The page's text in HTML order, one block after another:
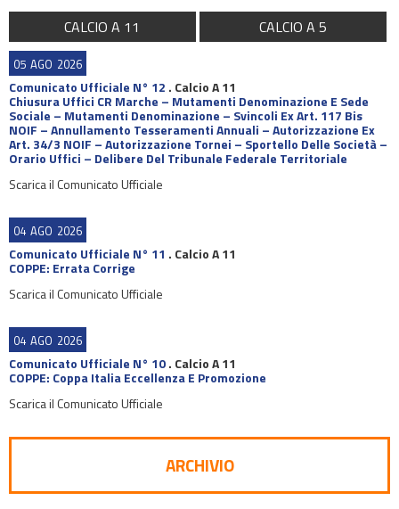
CALCIO A 11 CALCIO A 5
05 AGO 2026
Comunicato Ufficiale N° 12 . Calcio A 11
Chiusura Uffici CR Marche – Mutamenti Denominazione E Sede
Sociale – Mutamenti Denominazione – Svincoli Ex Art. 117 Bis
NOIF – Annullamento Tesseramenti Annuali – Autorizzazione Ex
Art. 34/3 NOIF – Autorizzazione Tornei – Sportello Delle Società –
Orario Uffici – Delibere Del Tribunale Federale Territoriale
Scarica il Comunicato Ufficiale
04 AGO 2026
Comunicato Ufficiale N° 11 . Calcio A 11
COPPE: Errata Corrige
Scarica il Comunicato Ufficiale
04 AGO 2026
Comunicato Ufficiale N° 10. Calcio A 11
COPPE: Coppa Italia Eccellenza E Promozione
Scarica il Comunicato Ufficiale
ARCHIVIO